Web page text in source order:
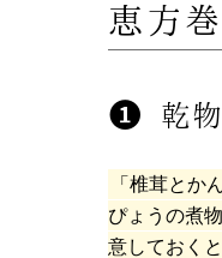
恵方
乾
「椎茸とか
ぴょうの煮
意しておくと